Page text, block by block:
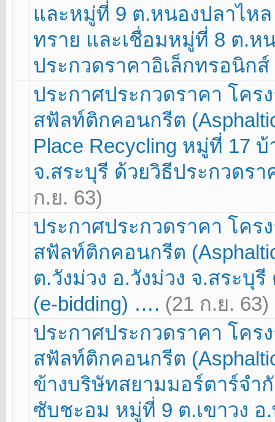
และหมู่ที่ 9 ต.หนองปลาไห
ทราย และเชื่อมหมู่ที่ 8 ต.ห
ประกวดราคาอิเล็กทรอนิก
ประกาศประกวดราคา โคร
สฟัลท์ติกคอนกรีต
Place Recycling หมู่ที่ 17
จ.สระบุรี ด้วยวิธีประกวดร
ก.ย. 63)
ประกาศประกวดราคา โคร
สฟัลท์ติกคอนกรีต
ต.วังม่วง อ.วังม่วง จ.สระบุ
(e-bidding) …. (21 ก.ย. 63)
ประกาศประกวดราคา โคร
สฟัลท์ติกคอนกรีต
ข้างบริษัทสยามมอร์ตาร์จำ
ซับชะอม หมู่ที่ 9 ต.เขาวง